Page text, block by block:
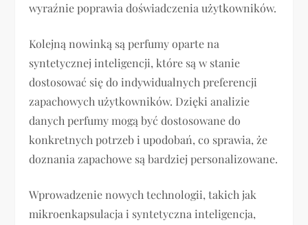
wyraźnie poprawia doświadczenia użytkowników.
Kolejną nowinką są perfumy oparte na
syntetycznej inteligencji, które są w stanie
dostosować się do indywidualnych preferencji
zapachowych użytkowników. Dzięki analizie
danych perfumy mogą być dostosowane do
konkretnych potrzeb i upodobań, co sprawia, że
doznania zapachowe są bardziej personalizowane.
Wprowadzenie nowych technologii, takich jak
mikroenkapsulacja i syntetyczna inteligencja,